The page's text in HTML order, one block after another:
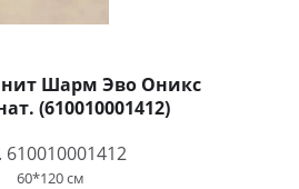
Шарм Эво Оникс
(610010001412)
610010001412
60*120 см